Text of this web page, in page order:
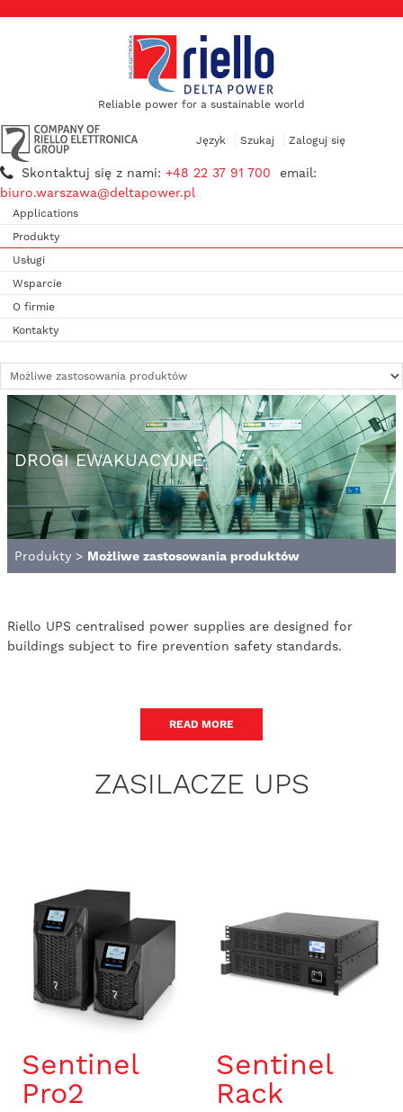
Reliable power for a sustainable world
Skontaktuj się z nami: +48 22 37 91 700 email:
biuro.warszawa@deltapower.pl
Język Szukaj Zaloguj się
Applications
Produkty
Usługi
Wsparcie
O firmie
Kontakty
DROGI EWAKUACYJNE
Produkty > Możliwe zastosowania produktów
Riello UPS centralised power supplies are designed for
buildings subject to fire prevention safety standards.
READ MORE
ZASILACZE UPS
Sentinel
Pro2
Sentinel
Rack